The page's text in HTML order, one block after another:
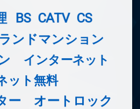
BS CATV CS
ンドマンション
インターネット
ット無料
ー オートロック